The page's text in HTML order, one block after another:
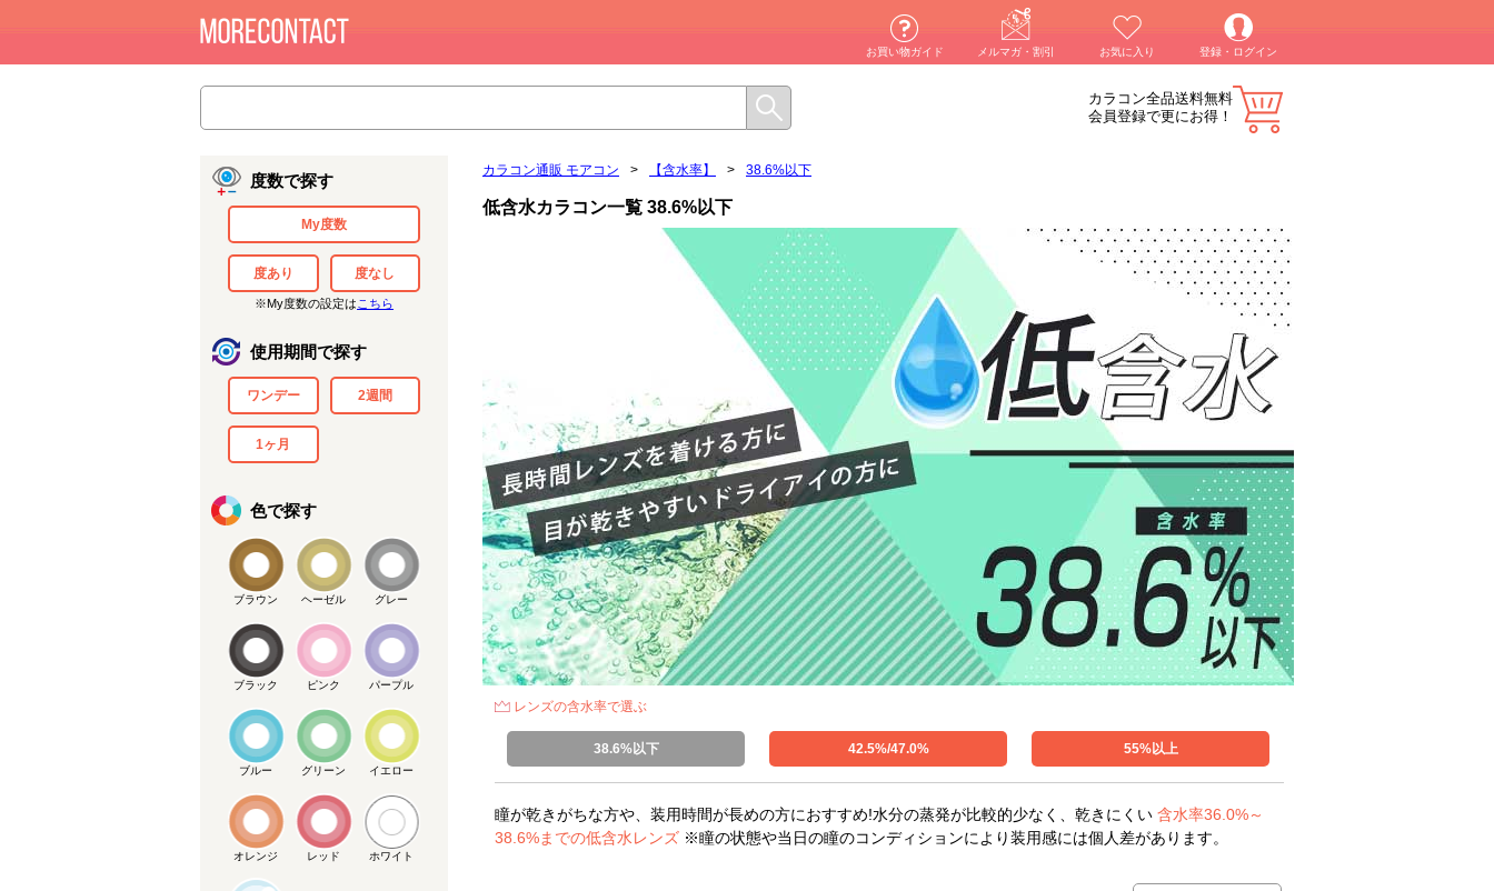
お買い物ガイド メルマガ・割引 お気に入り 登録・ログイン
カラコン全品送料無料
会員登録で更にお得！
度数で探す
My度数
度あり 度なし
※My度数の設定は こちら
使用期間で探す
ワンデー 2週間
1ヶ月
色で探す
ブラウン ヘーゼル グレー
ブラック ピンク パープル
ブルー グリーン イエロー
オレンジ レッド ホワイト
カラコン通販 モアコン > 【含水率】 > 38.6%以下
低含水カラコン一覧 38.6%以下
レンズの含水率で選ぶ
38.6%以下 42.5%/47.0% 55%以上
瞳が乾きがちな方や、装用時間が長めの方におすすめ!水分の蒸発が比較的少なく、乾きにくい 含水率36.0%～
38.6%までの低含水レンズ ※瞳の状態や当日の瞳のコンディションにより装用感には個人差があります。